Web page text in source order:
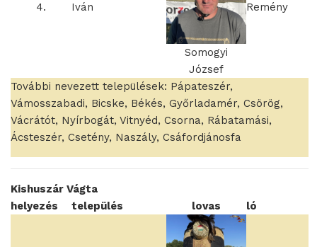
4. Iván
Somogyi
József
Remény
További nevezett települések: Pápateszér,
Vámosszabadi, Bicske, Békés, Győrladamér, Csörög,
Vácrátót, Nyírbogát, Vitnyéd, Csorna, Rábatamási,
Ácsteszér, Csetény, Naszály, Csáfordjánosfa
Kishuszár Vágta
helyezés
település lovas ló